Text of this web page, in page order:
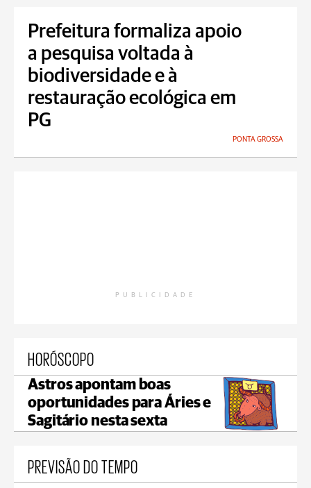
Prefeitura formaliza apoio
a pesquisa voltada à
biodiversidade e à
restauração ecológica em
PG
PONTA GROSSA
PUBLICIDADE
HORÓSCOPO
Astros apontam boas
oportunidades para Áries e
Sagitário nesta sexta
PREVISÃO DO TEMPO